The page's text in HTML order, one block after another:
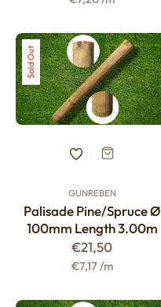
Sold Out
GUNREBEN
Palisade Pine/spruce Ø
100mm Length 3.00m
Regular
price
€21,50
€7,17 /m